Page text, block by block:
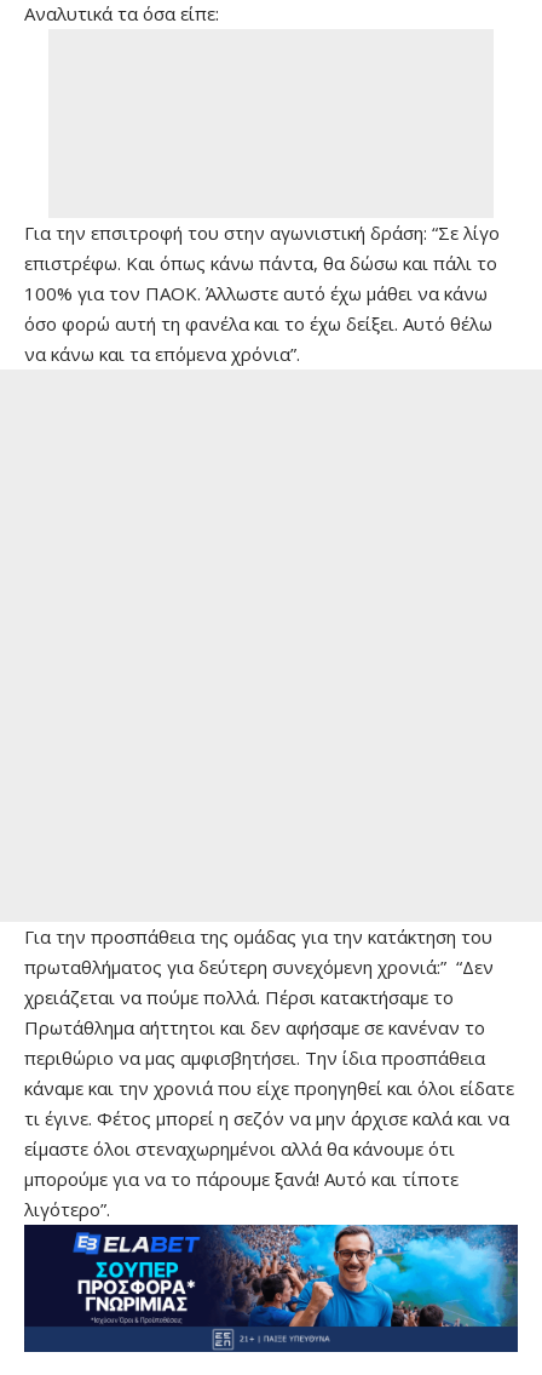
Αναλυτικά τα όσα είπε:
Για την επσιτροφή του στην αγωνιστική δράση: “Σε λίγο
επιστρέφω. Και όπως κάνω πάντα, θα δώσω και πάλι το
100% για τον ΠΑΟΚ. Άλλωστε αυτό έχω μάθει να κάνω
όσο φορώ αυτή τη φανέλα και το έχω δείξει. Αυτό θέλω
να κάνω και τα επόμενα χρόνια”.
Για την προσπάθεια της ομάδας για την κατάκτηση του
πρωταθλήματος για δεύτερη συνεχόμενη χρονιά:” “Δεν
χρειάζεται να πούμε πολλά. Πέρσι κατακτήσαμε το
Πρωτάθλημα αήττητοι και δεν αφήσαμε σε κανέναν το
περιθώριο να μας αμφισβητήσει. Την ίδια προσπάθεια
κάναμε και την χρονιά που είχε προηγηθεί και όλοι είδατε
τι έγινε. Φέτος μπορεί η σεζόν να μην άρχισε καλά και να
είμαστε όλοι στεναχωρημένοι αλλά θα κάνουμε ότι
μπορούμε για να το πάρουμε ξανά! Αυτό και τίποτε
λιγότερο”.